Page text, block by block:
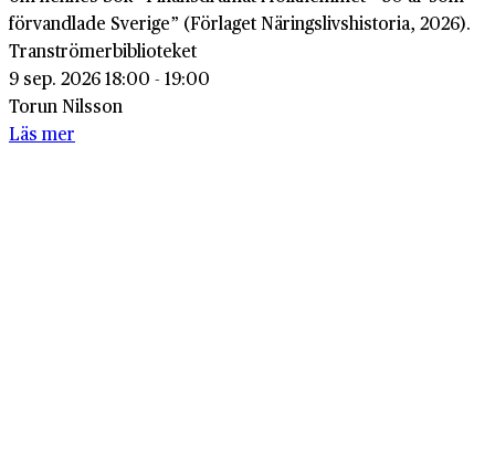
förvandlade Sverige” (Förlaget Näringslivshistoria, 2026).
Tranströmerbiblioteket
9 sep. 2026 18:00 - 19:00
Torun Nilsson
Läs mer